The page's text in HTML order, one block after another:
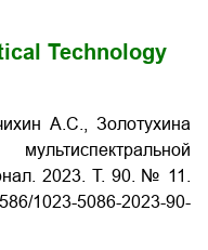
Technology
А.С., Золотухина
2023. Т. 90. № 11.
1023-5086-2023-90-